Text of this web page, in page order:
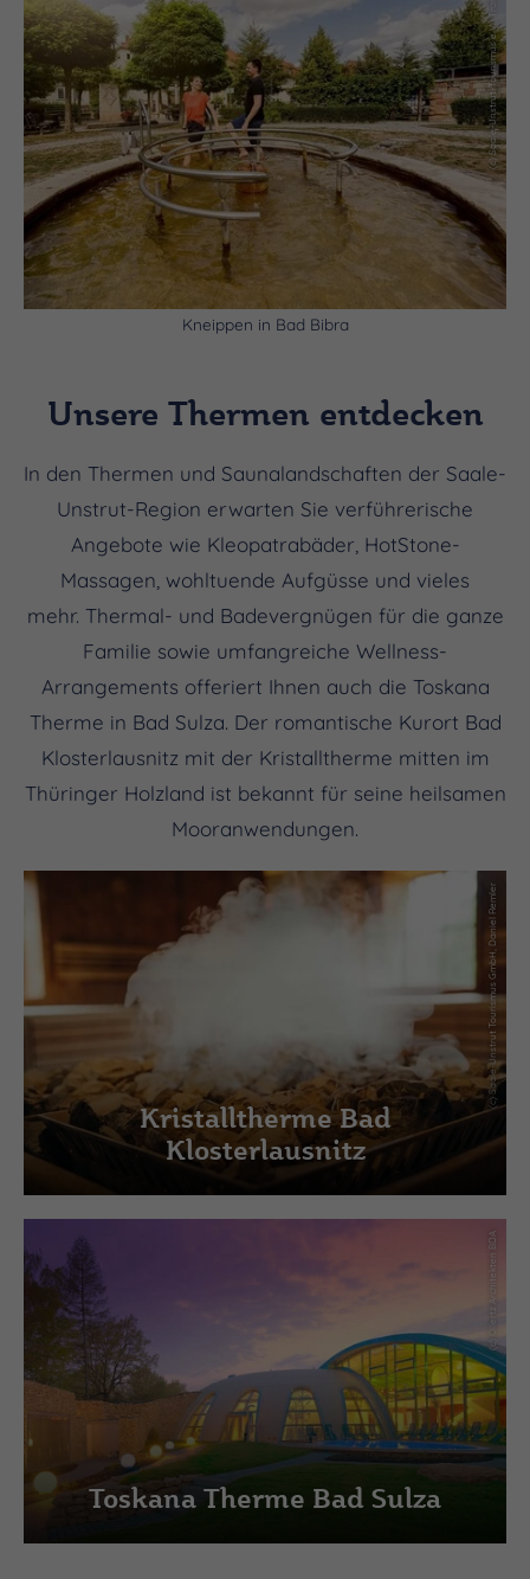
(c) Saale-Unstrut-Tourismus e.V., Transmedial
Kneippen in Bad Bibra
Unsere Thermen entdecken
In den Thermen und Saunalandschaften der Saale-
Unstrut-Region erwarten Sie verführerische
Angebote wie Kleopatrabäder, HotStone-
Massagen, wohltuende Aufgüsse und vieles
mehr. Thermal- und Badevergnügen für die ganze
Familie sowie umfangreiche Wellness-
Arrangements offeriert Ihnen auch die Toskana
Therme in Bad Sulza. Der romantische Kurort Bad
Klosterlausnitz mit der Kristalltherme mitten im
Thüringer Holzland ist bekannt für seine heilsamen
Mooranwendungen.
(c) Saale-Unstrut Tourismus GmbH, Daniel Remler
Kristalltherme Bad
Klosterlausnitz
(c) Ollertz Architekten BDA
Toskana Therme Bad Sulza